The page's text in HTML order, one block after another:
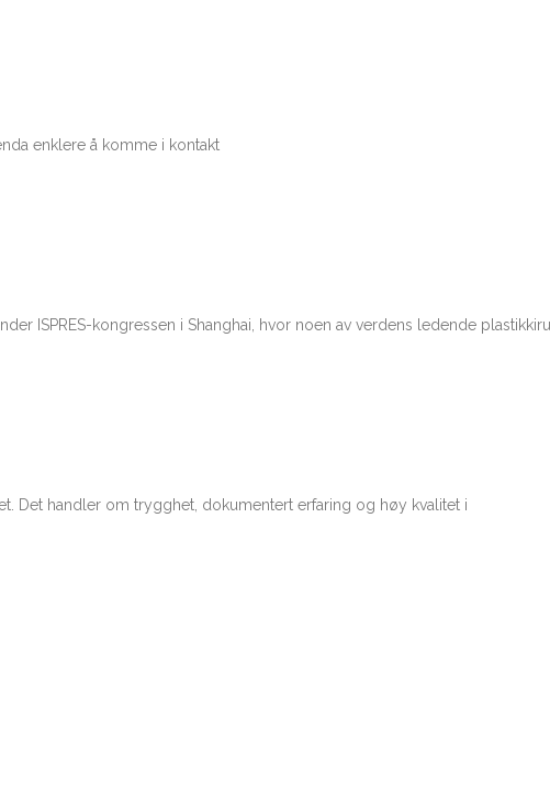
enklere å komme i kontakt
ISPRES-kongressen i Shanghai, hvor noen av verdens ledende
Det handler om trygghet, dokumentert erfaring og høy kvalitet i